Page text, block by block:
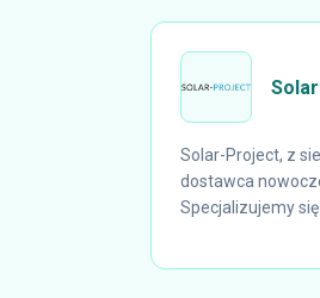
Solar-Project, z
dostawca
Specjalizujemy się